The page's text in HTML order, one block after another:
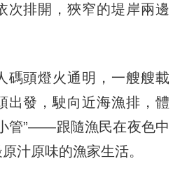
次排開，狹窄的堤岸兩邊
頭燈火通明，一艘艘載
出發，駛向近海漁排，體
管”——跟隨漁民在夜色中
汁原味的漁家生活。